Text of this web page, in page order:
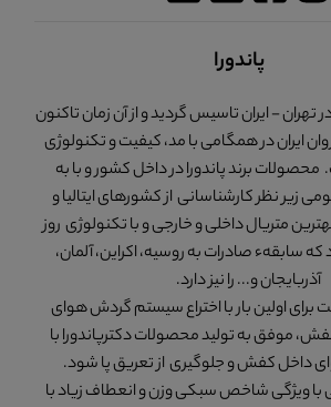
پاندورا
در سال 1375 در تهران - ایران تاسیس گردید و از آن زمان تاکنون
ایران در همگامی با مد، کیفیت و تکنولوژی
برند پاندورا در داخل کشور و با به
زیر نظر کارشناسانی از کشورهای ایتالیا و
متریال داخلی و خارجی و با تکنولوژی روز
سابقهء صادرات به روسیه، اکراین، آلمان،
آذربایجان و... را نیز دارد.
برای اولین بار با اختراع سیستم گردش هوای
موفق به تولید محصولات دکترپاندورا با
داخل کفش و جلوگیری از تعریق پا شود.
ویژگی شاخص سبکی وزن و انعطاف زیاد با